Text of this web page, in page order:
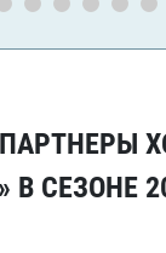
В СЕЗОНЕ